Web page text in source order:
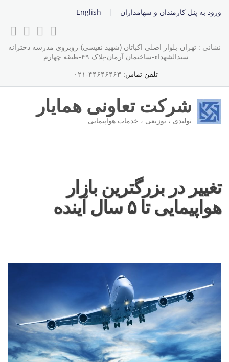
ورود به پنل کارمندان و سهامداران English
نشانی : تهران-بلوار اصلی اکباتان (شهید نفیسی)-روبروی مدرسه دخترانه
سیدالشهداء-ساخنمان آرمان-پلاک ۴۹-طبقه چهارم
تلفن تماس: ۴۴۶۴۶۴۶۳-۰۲۱
شرکت تعاونی همایار
تولیدی ، توزیعی ، خدمات هواپیمایی
تغییر در بزرگترین بازار
هواپیمایی تا ۵ سال آینده